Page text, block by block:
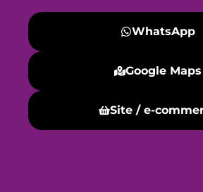
WhatsApp
Google Maps
Site / e-